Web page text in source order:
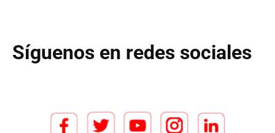
Síguenos en redes sociales